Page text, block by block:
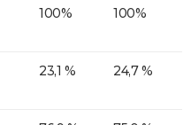
100% 100%
23,1 % 24,7 %